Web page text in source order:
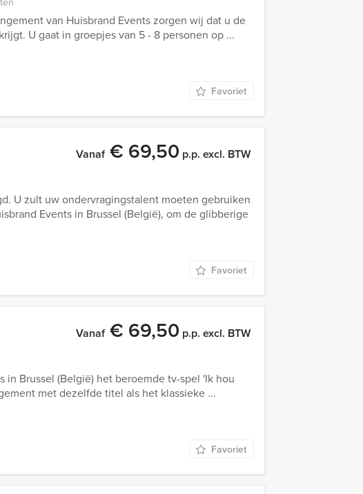
van Huisbrand Events zorgen wij dat u de
U gaat in groepjes van 5 - 8 personen op ...
Favoriet
Vanaf€ 69,50 p.p. excl. BTW
U zult uw ondervragingstalent moeten gebruiken
Events in Brussel (België), om de glibberige
Favoriet
Vanaf€ 69,50 p.p. excl. BTW
in Brussel (België) het beroemde tv-spel 'Ik hou
met dezelfde titel als het klassieke ...
Favoriet